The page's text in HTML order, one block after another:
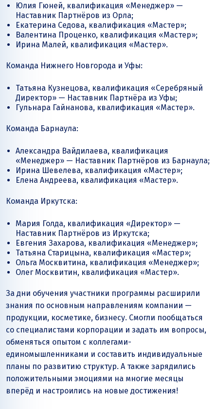
Юлия Гюней, квалификация «Менеджер» —
Наставник Партнёров из Орла;
Екатерина Седова, квалификация «Мастер»;
Валентина Проценко, квалификация «Мастер»;
Ирина Малей, квалификация «Мастер».
Команда Нижнего Новгорода и Уфы:
Татьяна Кузнецова, квалификация «Серебряный
Директор» — Наставник Партнёра из Уфы;
Гульнара Гайнанова, квалификация «Мастер».
Команда Барнаула:
Александра Вайдилаева, квалификация
«Менеджер» — Наставник Партнёров из Барнаула;
Ирина Шевелева, квалификация «Мастер»;
Елена Андреева, квалификация «Мастер».
Команда Иркутска:
Мария Голда, квалификация «Директор» —
Наставник Партнёров из Иркутска;
Евгения Захарова, квалификация «Менеджер»;
Татьяна Старицына, квалификация «Мастер»;
Ольга Москвитина, квалификация «Менеджер»;
Олег Москвитин, квалификация «Мастер».
За дни обучения участники программы расширили
знания по основным направлениям компании —
продукции, косметике, бизнесу. Смогли пообщаться
со специалистами корпорации и задать им вопросы,
обменяться опытом с коллегами-
единомышленниками и составить индивидуальные
планы по развитию структур. А также зарядились
положительными эмоциями на многие месяцы
вперёд и настроились на новые достижения!